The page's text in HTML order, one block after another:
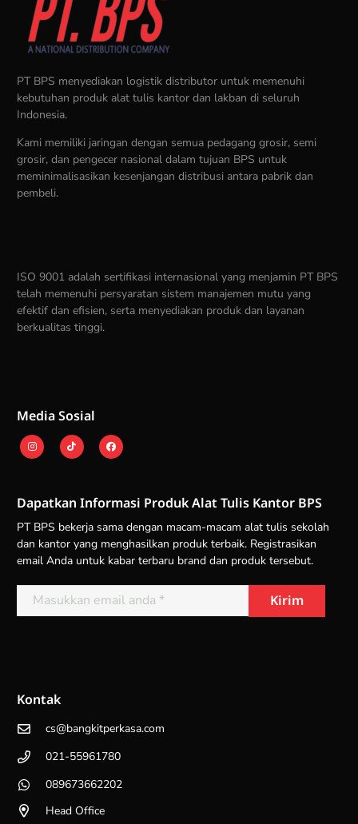
PT BPS menyediakan logistik distributor untuk memenuhi
kebutuhan produk alat tulis kantor dan lakban di seluruh
Indonesia.
Kami memiliki jaringan dengan semua pedagang grosir, semi
grosir, dan pengecer nasional dalam tujuan BPS untuk
meminimalisasikan kesenjangan distribusi antara pabrik dan
pembeli.
ISO 9001 adalah sertifikasi internasional yang menjamin PT BPS
telah memenuhi persyaratan sistem manajemen mutu yang
efektif dan efisien, serta menyediakan produk dan layanan
berkualitas tinggi.
Media Sosial
Dapatkan Informasi Produk Alat Tulis Kantor BPS
PT BPS bekerja sama dengan macam-macam alat tulis sekolah
dan kantor yang menghasilkan produk terbaik. Registrasikan
email Anda untuk kabar terbaru brand dan produk tersebut.
Kontak
cs@bangkitperkasa.com
021-55961780
089673662202
Head Office